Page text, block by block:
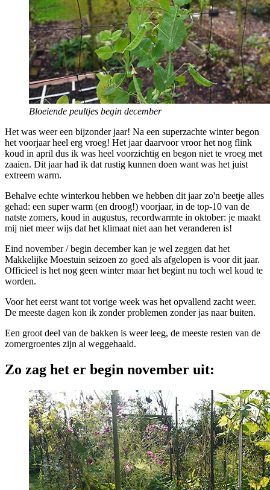
Bloeiende peultjes begin december
Het was weer een bijzonder jaar! Na een superzachte winter begon
het voorjaar heel erg vroeg! Het jaar daarvoor vroor het nog flink
koud in april dus ik was heel voorzichtig en begon niet te vroeg met
zaaien. Dit jaar had ik dat rustig kunnen doen want was het juist
extreem warm.
Behalve echte winterkou hebben we hebben dit jaar zo'n beetje alles
gehad: een super warm (en droog!) voorjaar, in de top-10 van de
natste zomers, koud in augustus, recordwarmte in oktober: je maakt
mij niet meer wijs dat het klimaat niet aan het veranderen is!
Eind november / begin december kan je wel zeggen dat het
Makkelijke Moestuin seizoen zo goed als afgelopen is voor dit jaar.
Officieel is het nog geen winter maar het begint nu toch wel koud te
worden.
Voor het eerst want tot vorige week was het opvallend zacht weer.
De meeste dagen kon ik zonder problemen zonder jas naar buiten.
Een groot deel van de bakken is weer leeg, de meeste resten van de
zomergroentes zijn al weggehaald.
Zo zag het er begin november uit: